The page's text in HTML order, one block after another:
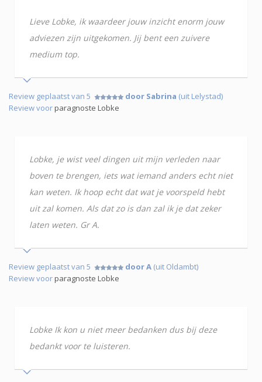
Lieve Lobke, ik waardeer jouw inzicht enorm jouw
adviezen zijn uitgekomen. Jij bent een zuivere
medium top.
Review geplaatst van 5 door Sabrina (uit Lelystad)
Review voorparagnoste Lobke
Lobke, je wist veel dingen uit mijn verleden naar
boven te brengen, iets wat iemand anders echt niet
kan weten. Ik hoop echt dat wat je voorspeld hebt
uit zal komen. Als dat zo is dan zal ik je dat zeker
laten weten. Gr A.
Review geplaatst van 5 door A (uit Oldambt)
Review voorparagnoste Lobke
Lobke Ik kon u niet meer bedanken dus bij deze
bedankt voor te luisteren.